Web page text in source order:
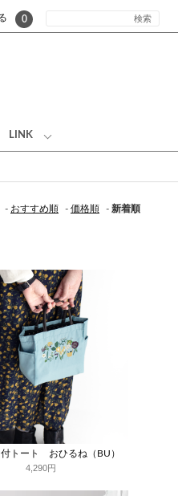
0
LINK
- おすすめ順 - 価格順 - 新着順
トート おひるね（BU）
4,290円